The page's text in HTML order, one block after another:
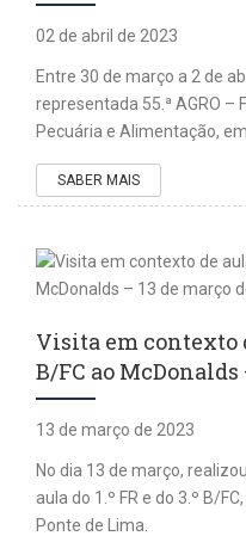
02 de abril de 2023
Entre 30 de março a 2 de
representada 55.ª AGRO –
Pecuária e Alimentação,
SABER MAIS
Visita em contexto
B/FC ao McDonalds
13 de março de 2023
No dia 13 de março,
aula do 1.º FR e do 3.º B/
Ponte de Lima.